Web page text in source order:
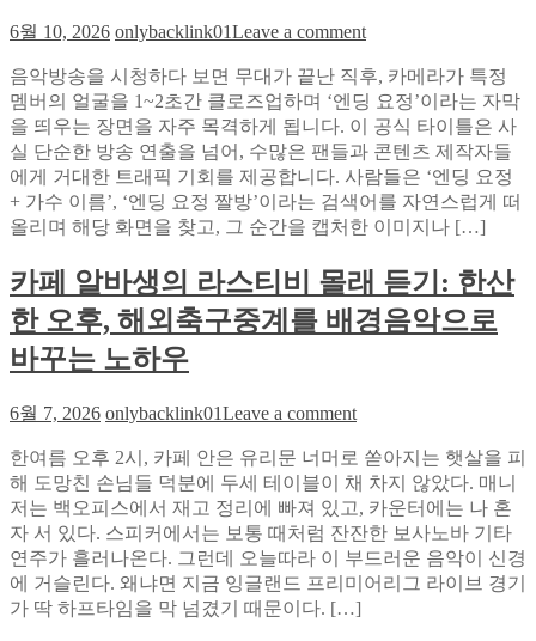
인
하
는
습
관
이
승
률
을
바
꾼
다
만
의
비
밀:
BLUE
SKY
SOLUTION
이
아
아
igaming
결
를
바
꾼
이
유
6월 10, 2026 onlybacklink01Leave a commenton
속
파
를
위
한
음
악
송
엔
딩
전
략:
깜
짝
윙
크
음악방송을 시청하다 보면 무대가 끝난 직후, 카메라가 특정
멤버의 얼굴을 1~2초간 클로즈업하며 ‘엔딩 요정’이라는 자막
을 띄우는 장면을 자주 목격하게 됩니다. 이 공식 타이틀은 사
실 단순한 방송 연출을 넘어, 수많은 팬들과 콘텐츠 제작자들
에게 거대한 트래픽 기회를 제공합니다. 사람들은 ‘엔딩 요정
+ 가수 이름’, ‘엔딩 요정 짤방’이라는 검색어를 자연스럽게 떠
올리며 해당 화면을 찾고, 그 순간을 캡처한 이미지나 […]
카페 알바생의 라스티비 몰래 듣기: 한산
한 오후, 해외축구중계를 배경음악으로
바꾸는 노하우
6월 7, 2026 onlybacklink01Leave a commenton
페
알
바
생
의
라
스
한여름 오후 2시, 카페 안은 유리문 너머로 쏟아지는 햇살을 피
해 도망친 손님들 덕분에 두세 테이블이 채 차지 않았다. 매니
저는 백오피스에서 재고 정리에 빠져 있고, 카운터에는 나 혼
자 서 있다. 스피커에서는 보통 때처럼 잔잔한 보사노바 기타
연주가 흘러나온다. 그런데 오늘따라 이 부드러운 음악이 신경
에 거슬린다. 왜냐면 지금 잉글랜드 프리미어리그 라이브 경기
가 딱 하프타임을 막 넘겼기 때문이다. […]